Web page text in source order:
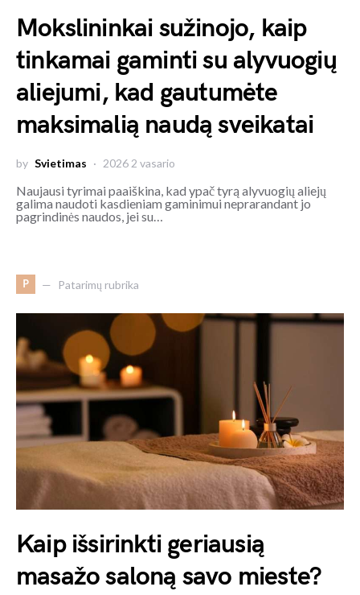
Mokslininkai sužinojo, kaip
tinkamai gaminti su alyvuogių
aliejumi, kad gautumėte
maksimalią naudą sveikatai
by Svietimas 2026 2 vasario
Naujausi tyrimai paaiškina, kad ypač tyrą alyvuogių aliejų
galima naudoti kasdieniam gaminimui neprarandant jo
pagrindinės naudos, jei su…
P Patarimų rubrika
Kaip išsirinkti geriausią
masažo saloną savo mieste?